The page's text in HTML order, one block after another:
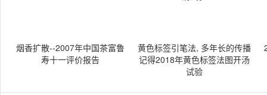
烟香扩散--2007年中国茶富鲁
寿十一评价报告
黄色标签引笔法, 多年长的传播
记得2018年黄色标签法图开汤
试验